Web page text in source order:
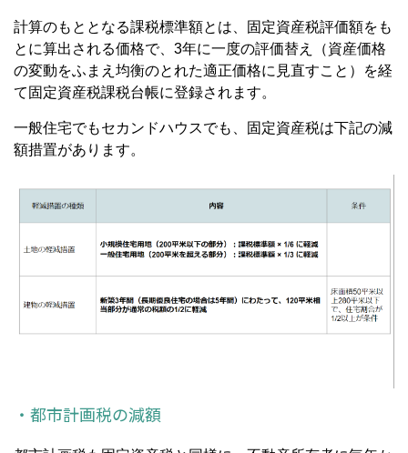
計算のもととなる課税標準額とは、固定資産税評価額をも
とに算出される価格で、3年に一度の評価替え（資産価格
の変動をふまえ均衡のとれた適正価格に見直すこと）を経
て固定資産税課税台帳に登録されます。
一般住宅でもセカンドハウスでも、固定資産税は下記の減
額措置があります。
・都市計画税の減額